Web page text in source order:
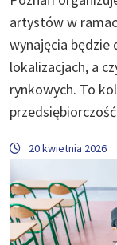
artystów w
wynajęcia będzie
lokalizacjach, a
rynkowych. To
20 kwietnia 2026